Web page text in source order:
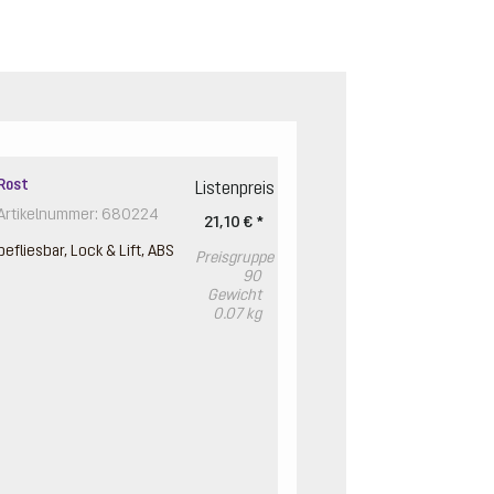
680224
Lock & Lift, ABS
Listenpreis
21,10 € *
Preisgruppe
90
Gewicht
0.07 kg